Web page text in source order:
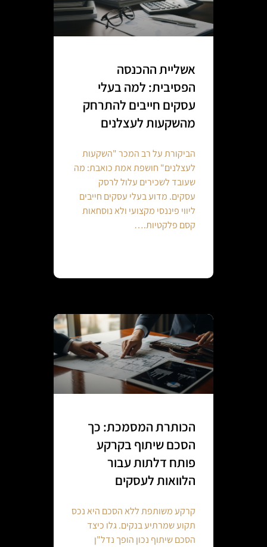
אשליית ההכנסה
הפסיבית: למה בעלי
עסקים חייבים להתרחק
מהשקעות לעצלנים
הביקורת על רב המכר "השקעות
לעצלנים" חושפת אמת כואבת: מה
שעובד לשכירים עלול לרסק
עסקים. מדוע בעלי עסקים חייבים
ליווי פיננסי מקצועי ולא נוסחאות
קסם פלקטיות.…
הכותרת המסמכת: כך
הסכם שיתוף בקרקע
פותח דלתות עבור
הלוואות לעסקים
קרקע משותפת ללא הסכם היא נכס
תקוע שמרתיע בנקים. גלו כיצד
הסכם שיתוף נכון הופך נדל"ן